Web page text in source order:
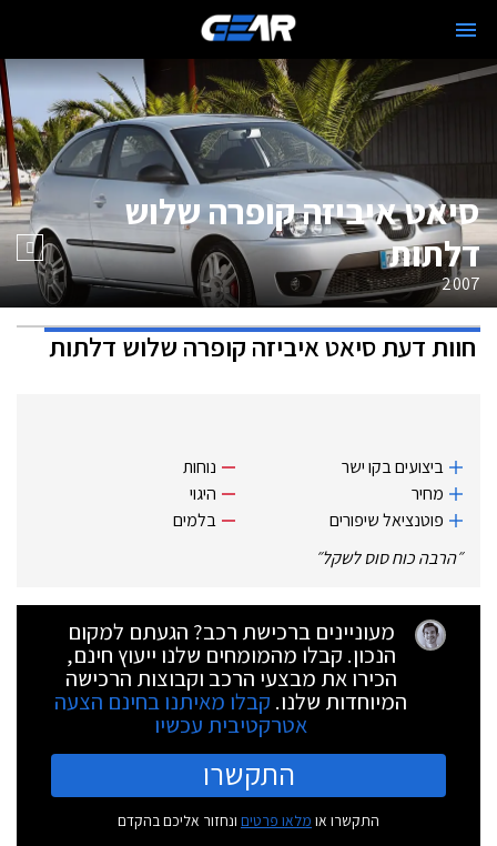
סיאט איביזה קופרה שלוש
דלתות
2007
חוות דעתסיאט איביזה קופרה שלוש דלתות
ביצועים בקו ישר
מחיר
פוטנציאל שיפורים
נוחות
היגוי
בלמים
״הרבה כוח סוס לשקל״
מעוניינים ברכישת רכב? הגעתם למקום
הנכון. קבלו מהמומחים שלנו ייעוץ חינם,
הכירו את מבצעי הרכב וקבוצות הרכישה
המיוחדות שלנו. קבלו מאיתנו בחינם הצעה
אטרקטיבית עכשיו
התקשרו
התקשרו או מלאו פרטים ונחזור אליכם בהקדם